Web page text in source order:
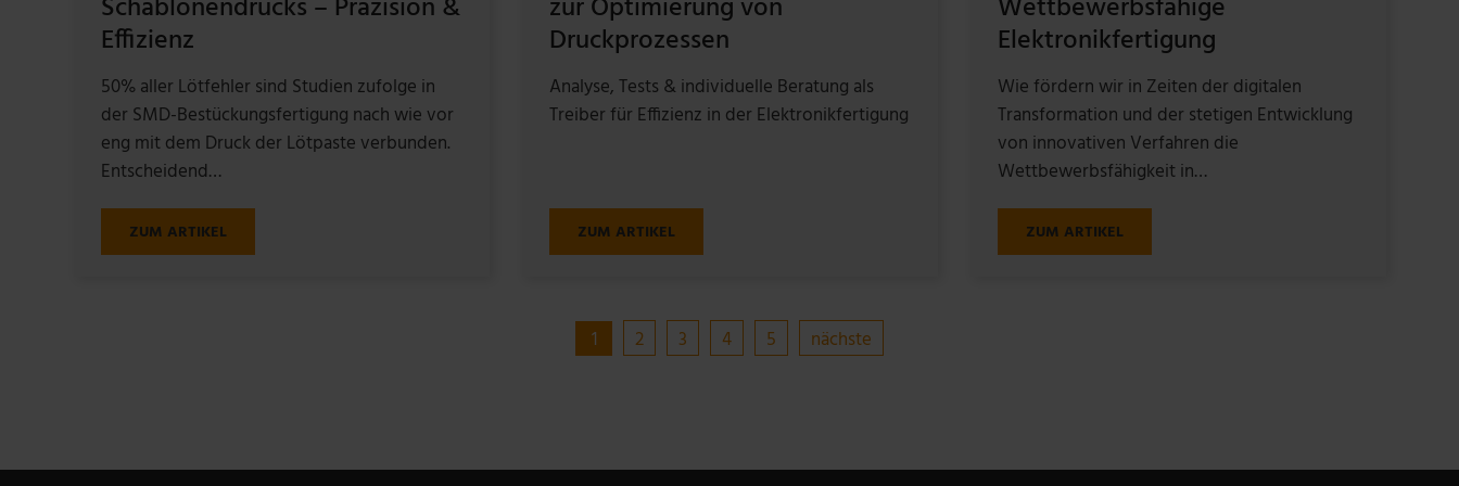
Schablonendrucks – Präzision &
Effizienz
50% aller Lötfehler sind Studien zufolge in
der SMD-Bestückungsfertigung nach wie vor
eng mit dem Druck der Lötpaste verbunden.
Entscheidend…
ZUM ARTIKEL
zur Optimierung von
Druckprozessen
Analyse, Tests & individuelle Beratung als
Treiber für Effizienz in der Elektronikfertigung
ZUM ARTIKEL
Wettbewerbsfähige
Elektronikfertigung
Wie fördern wir in Zeiten der digitalen
Transformation und der stetigen Entwicklung
von innovativen Verfahren die
Wettbewerbsfähigkeit in…
ZUM ARTIKEL
1 2 3 4 5 nächste